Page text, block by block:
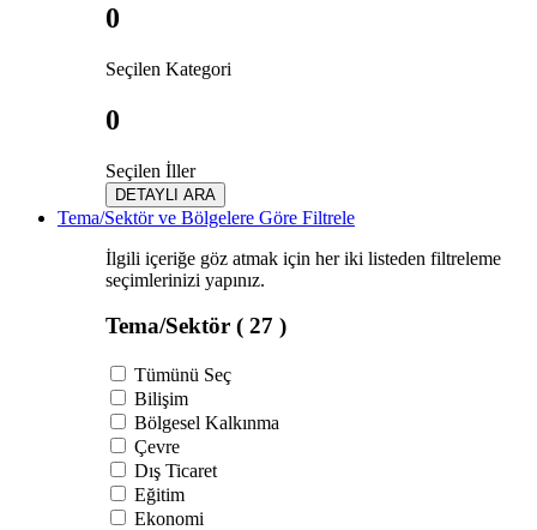
0
Seçilen Kategori
0
Seçilen İller
DETAYLI ARA
Tema/Sektör ve Bölgelere Göre Filtrele
İlgili içeriğe göz atmak için her iki listeden filtreleme
seçimlerinizi yapınız.
Tema/Sektör ( 27 )
Tümünü Seç
Bilişim
Bölgesel Kalkınma
Çevre
Dış Ticaret
Eğitim
Ekonomi